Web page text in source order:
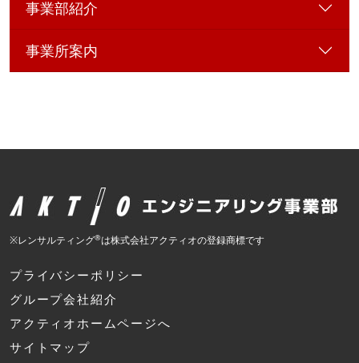
事業部紹介
事業所案内
※レンサルティング®は株式会社アクティオの登録商標です
プライバシーポリシー
グループ会社紹介
アクティオホームページへ
サイトマップ